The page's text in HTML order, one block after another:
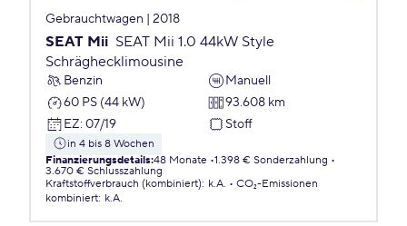
Gebrauchtwagen | 2018
SEAT Mii SEAT Mii 1.0 44kW Style
Schräghecklimousine
Benzin
Manuell
60 PS (44 kW)
93.608 km
EZ: 07/19 Stoff
in 4 bis 8 Wochen
Finanzierungsdetails:48 Monate 1.398 € Sonderzahlung
3.670 € Schlusszahlung
Kraftstoffverbrauch (kombiniert): k.A.
CO₂-Emissionen
kombiniert: k.A.